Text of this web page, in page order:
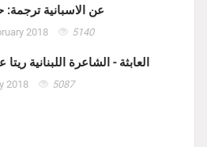
عن الاسبانية ترجمة:
2018 5140
العابثة - الشاعرة اللبنانية
2018 5087